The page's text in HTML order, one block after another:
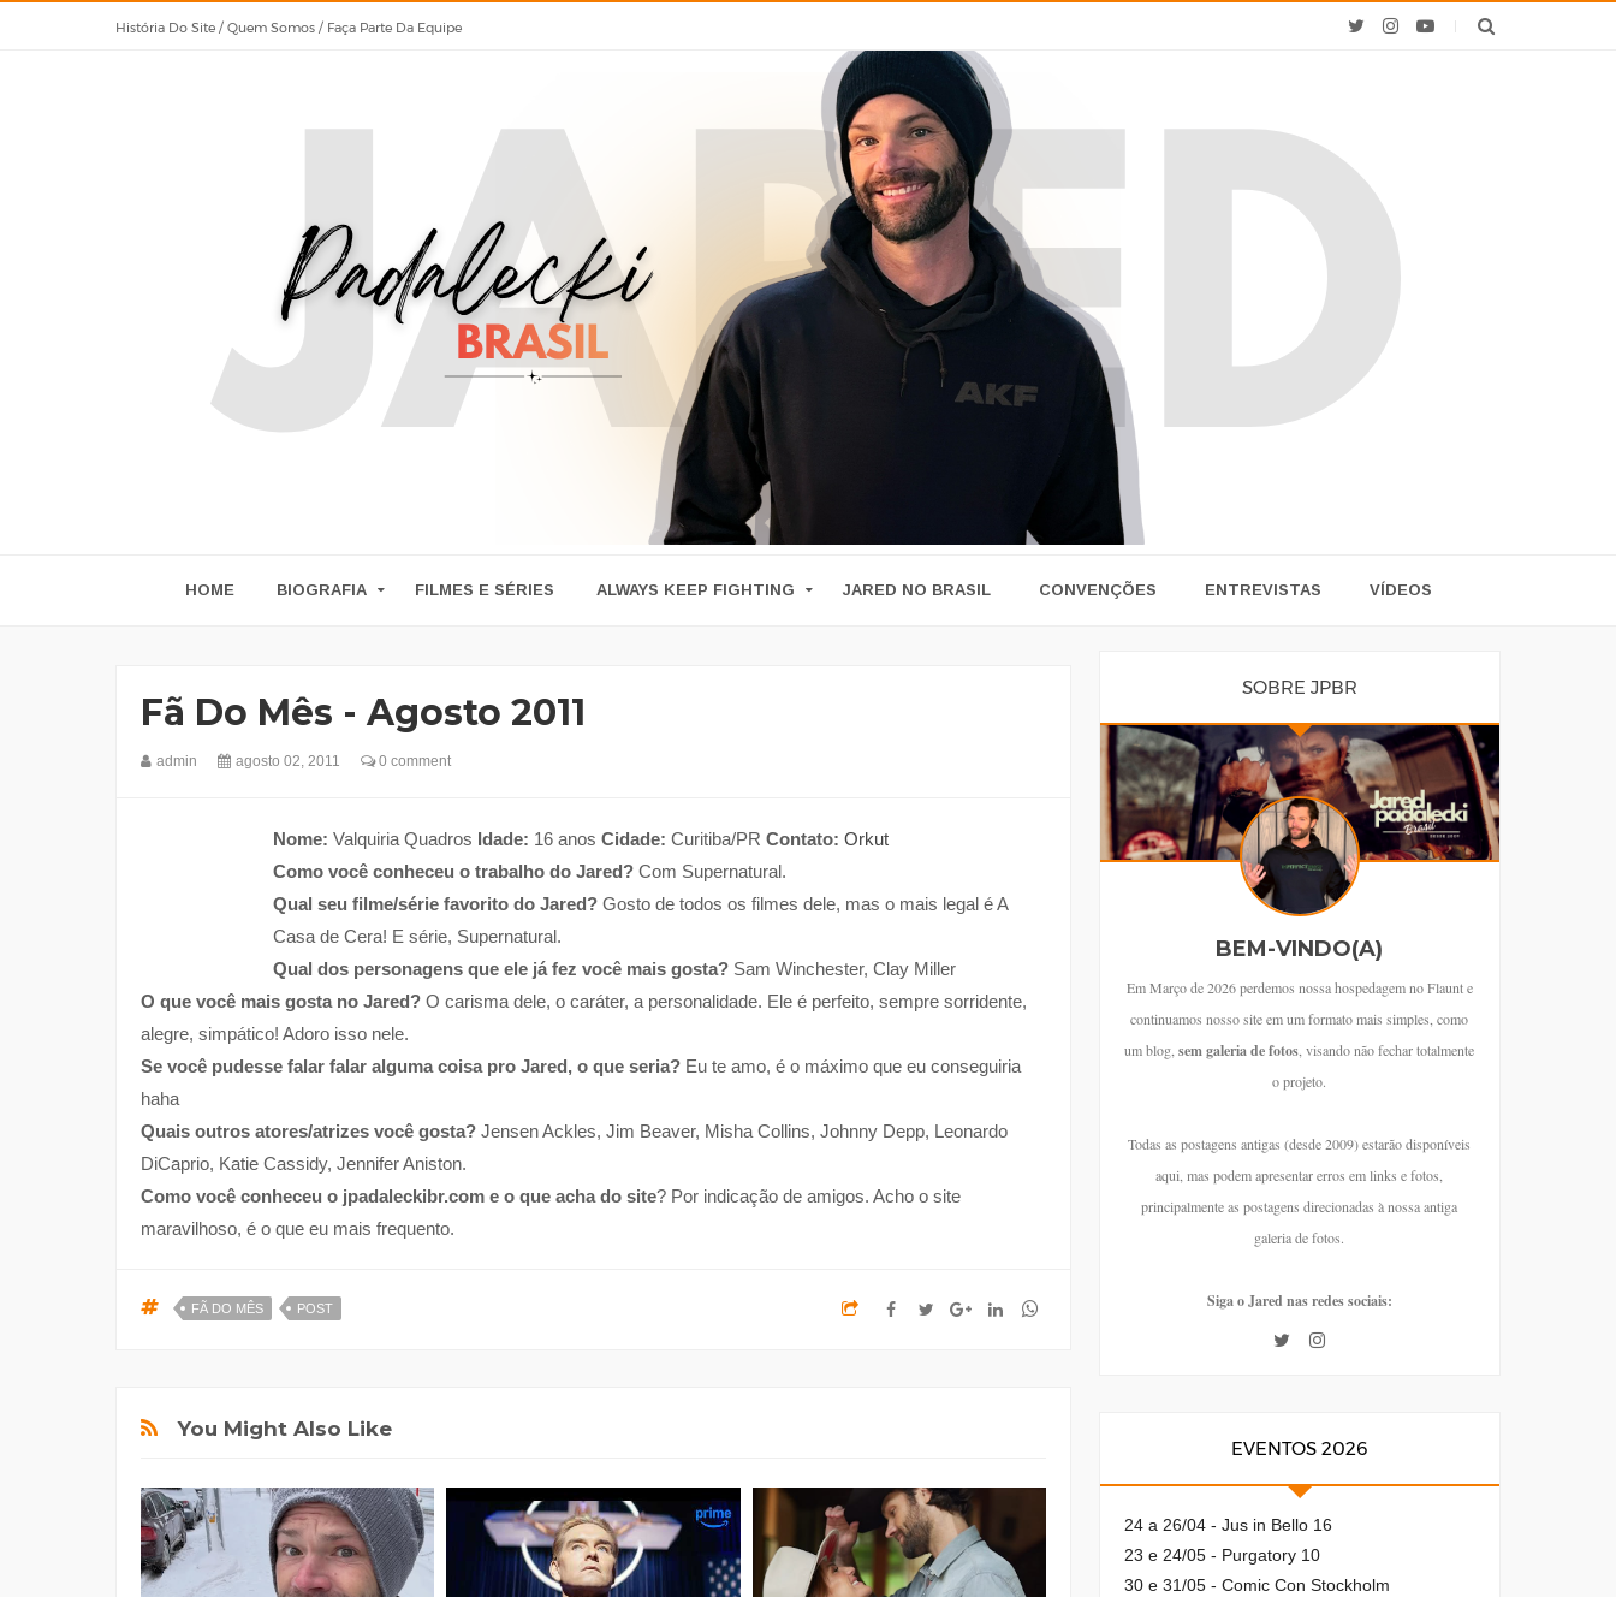
História Do Site / Quem Somos / Faça Parte Da Equipe
HOME BIOGRAFIA FILMES E SÉRIES ALWAYS KEEP FIGHTING JARED NO BRASIL CONVENÇÕES ENTREVISTAS VÍDEOS
Fã Do Mês - Agosto 2011
admin agosto 02, 2011 0 comment
Nome: Valquiria Quadros Idade: 16 anos Cidade: Curitiba/PR Contato: Orkut
Como você conheceu o trabalho do Jared? Com Supernatural.
Qual seu filme/série favorito do Jared? Gosto de todos os filmes dele, mas o mais legal é A
Casa de Cera! E série, Supernatural.
Qual dos personagens que ele já fez você mais gosta? Sam Winchester, Clay Miller
O que você mais gosta no Jared? O carisma dele, o caráter, a personalidade. Ele é perfeito, sempre sorridente,
alegre, simpático! Adoro isso nele.
Se você pudesse falar falar alguma coisa pro Jared, o que seria? Eu te amo, é o máximo que eu conseguiria
haha
Quais outros atores/atrizes você gosta? Jensen Ackles, Jim Beaver, Misha Collins, Johnny Depp, Leonardo
DiCaprio, Katie Cassidy, Jennifer Aniston.
Como você conheceu o jpadaleckibr.com e o que acha do site? Por indicação de amigos. Acho o site
maravilhoso, é o que eu mais frequento.
FÃ DO MÊS POST
You Might Also Like
SOBRE JPBR
BEM-VINDO(A)
Em Março de 2026 perdemos nossa hospedagem no Flaunt e
continuamos nosso site em um formato mais simples, como
um blog,sem galeria de fotos, visando não fechar totalmente
o projeto.
Todas as postagens antigas (desde 2009) estarão disponíveis
aqui, mas podem apresentar erros em links e fotos,
principalmente as postagens direcionadas à nossa antiga
galeria de fotos.
Siga o Jared nas redes sociais:
EVENTOS 2026
24 a 26/04 - Jus in Bello 16
23 e 24/05 - Purgatory 10
30 e 31/05 - Comic Con Stockholm